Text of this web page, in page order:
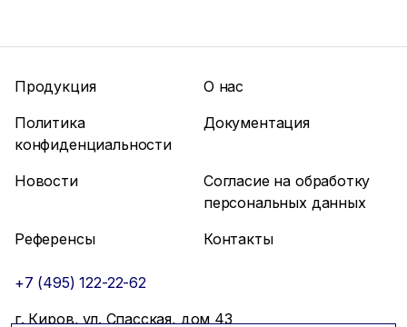
Продукция
О нас
Политика
конфиденциальности
Документация
Новости
Согласие на обработку
персональных данных
Референсы
Контакты
+7 (495) 122-22-62
г. Киров, ул. Спасская, дом 43